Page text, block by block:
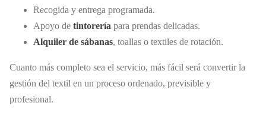
Recogida y entrega programada.
Apoyo de tintorería para prendas delicadas.
Alquiler de sábanas, toallas o textiles de rotación.
Cuanto más completo sea el servicio, más fácil será convertir la
gestión del textil en un proceso ordenado, previsible y
profesional.